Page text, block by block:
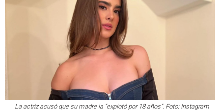
La actriz acusó que su madre la “explotó por 18 años”. Foto: Instagram